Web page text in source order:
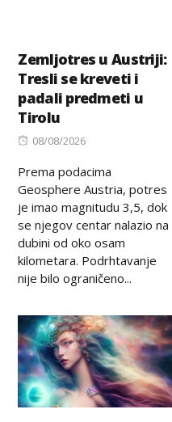
Zemljotres u Austriji:
Tresli se kreveti i
padali predmeti u
Tirolu
Posted
08/08/2026
Prema podacima
Geosphere Austria, potres
je imao magnitudu 3,5, dok
se njegov centar nalazio na
dubini od oko osam
kilometara. Podrhtavanje
nije bilo ograničeno...